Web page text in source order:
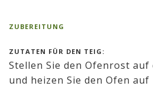
ZUBEREITUNG
ZUTATEN FÜR DEN TEIG:
Stellen Sie den Ofenrost
und heizen Sie den Ofen auf